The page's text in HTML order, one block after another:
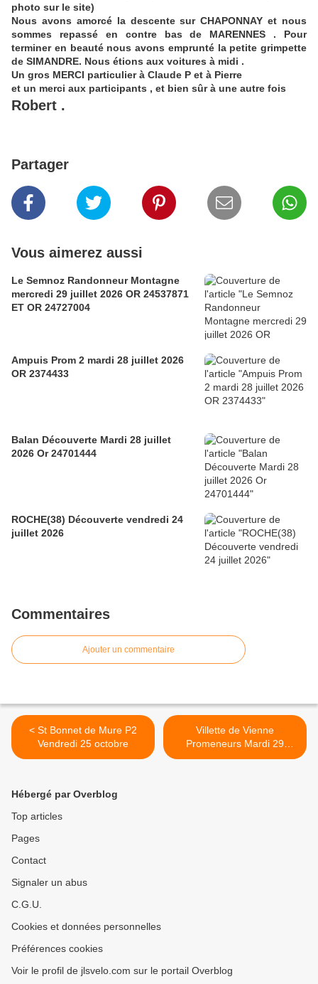
photo sur le site)
Nous avons amorcé la descente sur CHAPONNAY et nous
sommes repassé en contre bas de MARENNES . Pour
terminer en beauté nous avons emprunté la petite grimpette
de SIMANDRE. Nous étions aux voitures à midi .
Un gros MERCI particulier à Claude P et à Pierre
et un merci aux participants , et bien sûr à une autre fois
Robert .
Partager
Vous aimerez aussi
Le Semnoz Randonneur Montagne
mercredi 29 juillet 2026 OR 24537871
ET OR 24727004
Ampuis Prom 2 mardi 28 juillet 2026
OR 2374433
Balan Découverte Mardi 28 juillet
2026 Or 24701444
ROCHE(38) Découverte vendredi 24
juillet 2026
Commentaires
Ajouter un commentaire
< St Bonnet de Mure P2
Vendredi 25 octobre
Villette de Vienne
Promeneurs Mardi 29
octobre OR 13222464 >
Hébergé par Overblog
Top articles
Pages
Contact
Signaler un abus
C.G.U.
Cookies et données personnelles
Préférences cookies
Voir le profil de jlsvelo.com sur le portail Overblog